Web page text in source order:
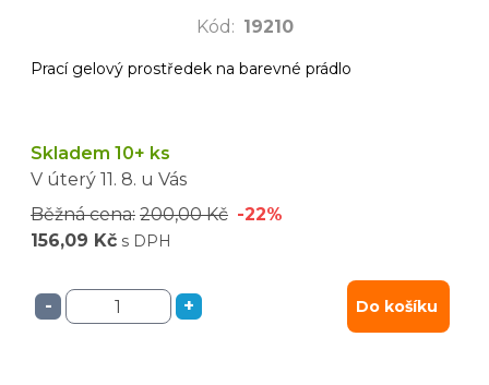
Kód : 19210
Prací gelový prostředek na barevné prádlo
Skladem 10+ ks
V úterý 11. 8. u Vás
Běžná cena: 200,00 Kč -22%
156,09 Kč s DPH
- + Do košíku